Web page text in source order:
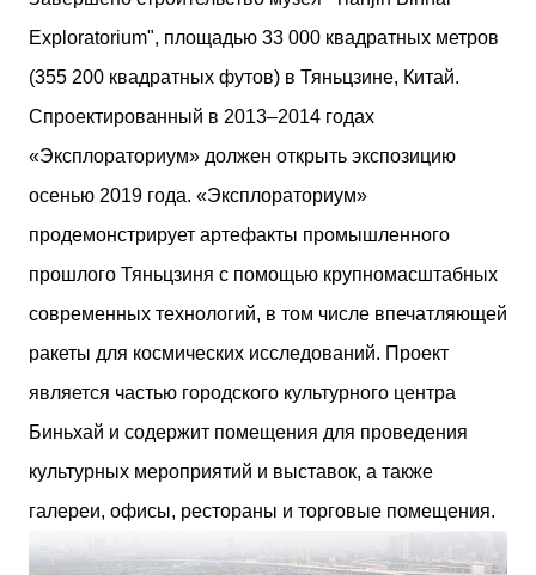
— социального назначения, общая площадь 5 364
м²) и «Opale & Sens» (38 квартир, включая 11
доступных, площадь 2 845 м²). В общей сложности
113 жилых единиц спроектированы с учетом
строгих норм пожарной безопасности,
инклюзивности. Успех проекта был подтвержден
победой в городском конкурсе 2021 года и
пирамида глобального качества» от Федерации
застройщиков Окситании в 2024 году. Концепция
«Jardins Secrets» — это современный
средиземноморский манифест. Архитекторы
стремились объединить память о военном
прошлом участка с принц...
Exploratorium", площадью 33 000 квадратных метров
(355 200 квадратных футов) в Тяньцзине, Китай.
Спроектированный в 2013–2014 годах
«Эксплораториум» должен открыть экспозицию
осенью 2019 года. «Эксплораториум»
продемонстрирует артефакты промышленного
прошлого Тяньцзиня с помощью крупномасштабных
современных технологий, в том числе впечатляющей
ракеты для космических исследований. Проект
является частью городского культурного центра
Биньхай и содержит помещения для проведения
культурных мероприятий и выставок, а также
галереи, офисы, рестораны и торговые помещения.